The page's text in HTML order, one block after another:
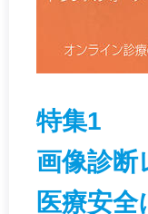
特集1
画像診断
医療安